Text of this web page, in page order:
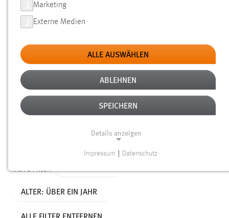
FILTER
Typ
Erstellungsdatum
Alter
Aktive Filter:
ALTER: ÜBER EIN JAHR
ALLE FILTER ENTFERNEN
Marketing
Externe Medien
ALLE AUSWÄHLEN
ABLEHNEN
SPEICHERN
Details anzeigen
Funktionen und sind für die einwandfreie Funktion der
Impressum Datenschutz